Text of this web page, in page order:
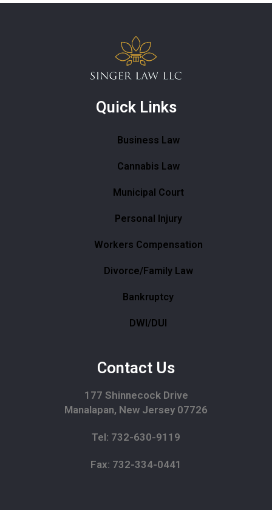
Quick Links
Business Law
Cannabis Law
Municipal Court
Personal Injury
Workers Compensation
Divorce/Family Law
Bankruptcy
DWI/DUI
Contact Us
177 Shinnecock Drive
Manalapan, New Jersey 07726
Tel: 732-630-9119
Fax: 732-334-0441